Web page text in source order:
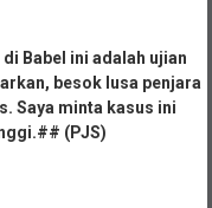
Babel ini adalah ujian
besok lusa penjara
Saya minta kasus ini
(PJS)